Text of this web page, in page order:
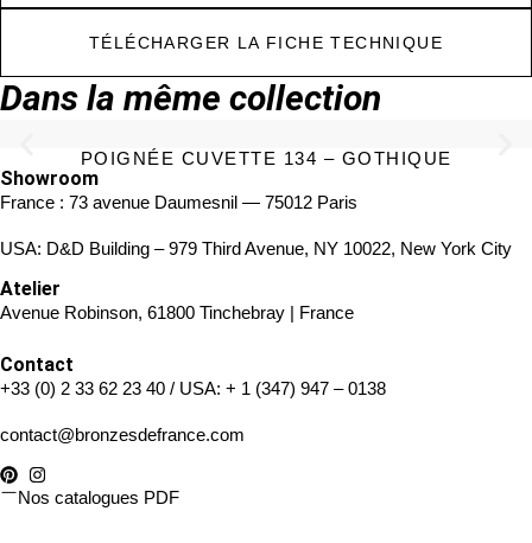
TÉLÉCHARGER LA FICHE TECHNIQUE
Dans la même collection
POIGNÉE CUVETTE 134 – GOTHIQUE
Showroom
France : 73 avenue Daumesnil — 75012 Paris
USA: D&D Building – 979 Third Avenue, NY 10022, New York City
Atelier
Avenue Robinson, 61800 Tinchebray | France
Contact
+33 (0) 2 33 62 23 40 / USA: + 1 (347) 947 – 0138
contact@bronzesdefrance.com
Nos catalogues PDF